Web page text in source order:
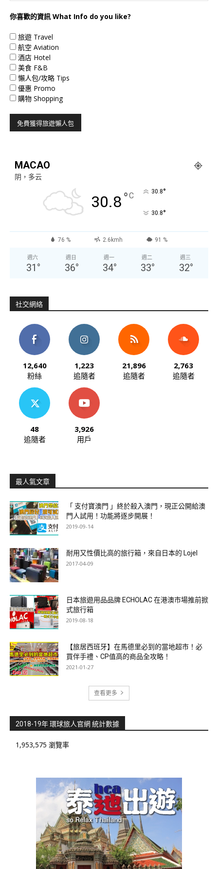
你喜歡的資訊 What Info do you like?
旅遊 Travel
航空 Aviation
酒店 Hotel
美食 F&B
懶人包/攻略 Tips
優惠 Promo
購物 Shopping
MACAO
阴，多云
30.8°C 30.8°
30.8°
76 % 2.6kmh 91 %
週六
31 °
週日
36°
週一
34°
週二
33°
週三
32°
社交網絡
12,640
粉絲
1,223
追隨者
21,896
追隨者
2,763
追隨者
48
追隨者
3,926
用戶
最人氣文章
「 支付寶澳門 」終於殺入澳門，現正公開給澳
門人試用！功能將逐步開展！
2019-09-14
耐用又性價比高的旅行箱，來自日本的 Lojel
2017-04-09
日本旅遊用品品牌 ECHOLAC 在港澳市場推前掀
式旅行箱
2019-08-18
【旅居西班牙】在馬德里必到的當地超市！必
買伴手禮、CP值高的商品全攻略！
2021-01-27
查看更多
2018-19年 環球旅人官網 統計數據
1,953,575 瀏覽率